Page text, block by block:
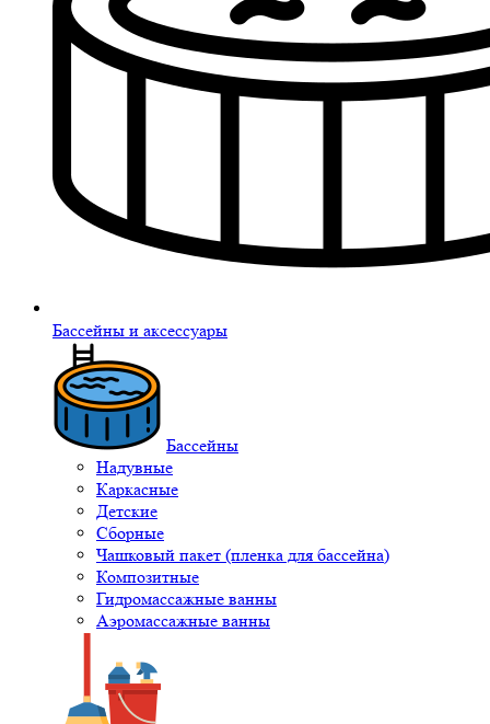
Бассейны и аксессуары
Бассейны
Надувные
Каркасные
Детские
Сборные
Чашковый пакет (пленка для бассейна)
Композитные
Гидромассажные ванны
Аэромассажные ванны